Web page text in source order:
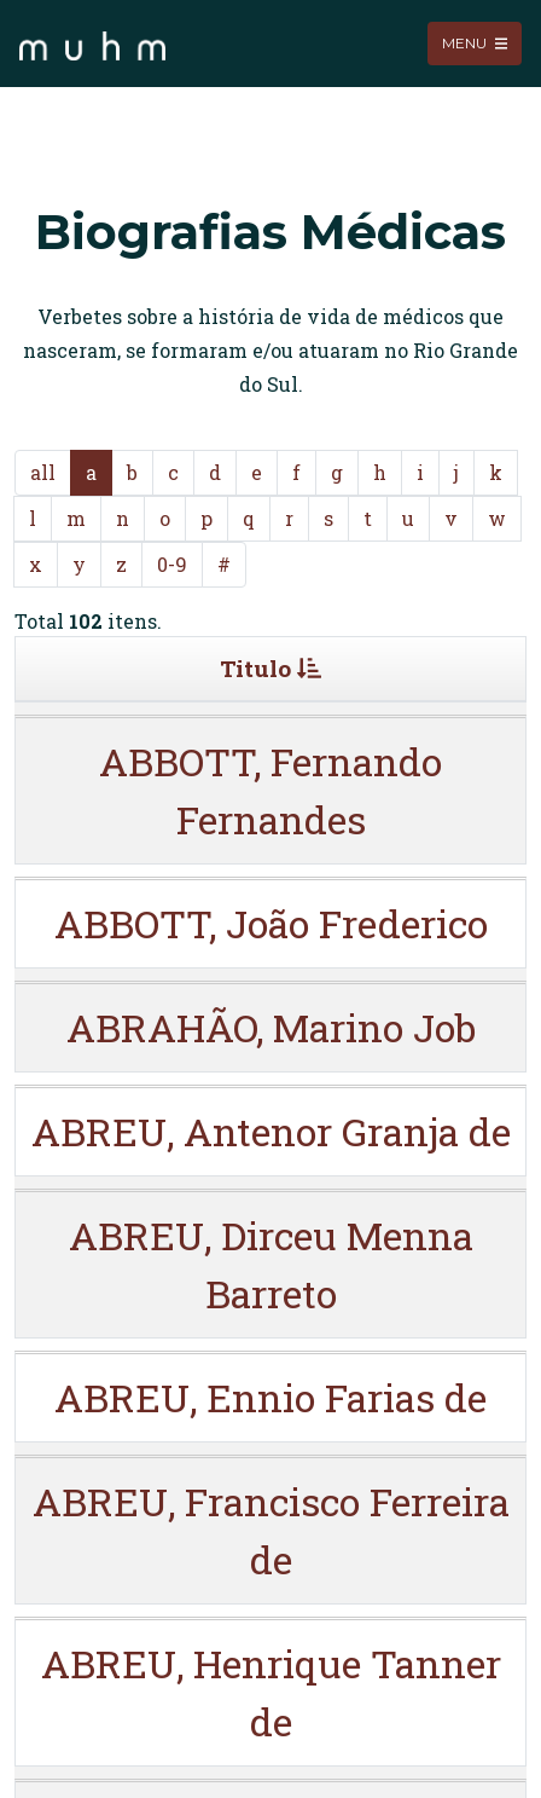
MENU
Biografias Médicas
Verbetes sobre a história de vida de médicos que
nasceram, se formaram e/ou atuaram no Rio Grande
do Sul.
all a b c d e f g h i j
k
l
m n o p q r s t u v
w
x
y z 0-9 #
Total 102 itens.
Titulo
ABBOTT, Fernando
Fernandes
ABBOTT, João Frederico
ABRAHÃO, Marino Job
ABREU, Antenor Granja de
ABREU, Dirceu Menna
Barreto
ABREU, Ennio Farias de
ABREU, Francisco Ferreira
de
ABREU, Henrique Tanner
de